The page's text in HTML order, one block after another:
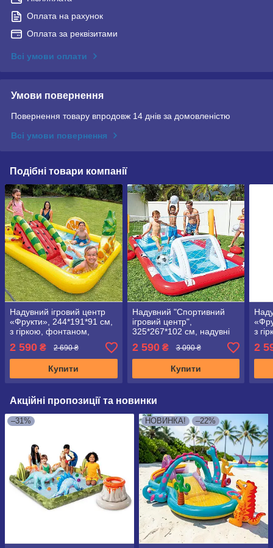
Оплата на рахунок
Оплата за реквізитами
Всі умови оплати
Умови повернення
Повернення товару впродовж 14 днів за домовленістю
Всі умови повернення
Подібні товари компанії
Надувний ігровий центр
«Фрукти», 244*191*91 см,
з гіркою, фонтаном,
надувні аксесуари, Intex
57158
2 590 ₴ 2 690 ₴
Купити
Надувний "Спортивний
ігровий центр",
325*267*102 см, надувні
аксесуари, Intex 57147,
обсяг 470 л
2 590₴ 3 090 ₴
Купити
з
2
Акційні пропозиції та новинки
–31% НОВИНКА! –22%